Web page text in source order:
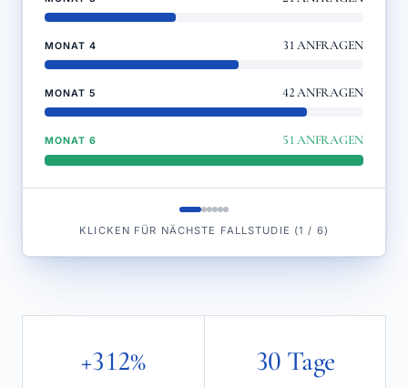
MONAT 4 31ANFRAGEN
MONAT 5 42ANFRAGEN
MONAT 6 51ANFRAGEN
KLICKEN FÜR NÄCHSTE FALLSTUDIE (1 / 6)
+312% 30 Tage